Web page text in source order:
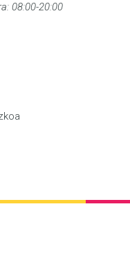
08:00-20:00